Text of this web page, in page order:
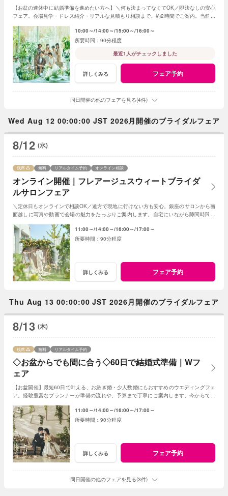
【お盆の連休中に結婚準備を進めたい方へ】＼何も決まってなくてOK／即決なしの安心
フェア。会場見学・ドレス紹介・リアルな見積もり相談まで、約2時間でご案内。当館来
10:00～ 14:00～ 15:00～ 16:00～
90分程度
最近1人がチェックしました
詳しくみる フェア予約
同日開催の他のフェアを見る(4件)
Wed Aug 12 00:00:00 JST 2026月開催のブライダルフェア
8/12 (水)
オンライン開催｜フレアージュスウィートブライダ
ルサロンフェア
残席 無料 リアルタイム予約 オンライン相談
＼定休日もオンラインで相談OK／遠方で現地に行けない方も安心。銀座のサロンから画
面越しに写真や動画で会場の魅力をたっぷりご案内します。自宅にいながら隙間時間で
11:00～ 14:00～ 16:00～ 17:00～
90分程度
詳しくみる フェア予約
Thu Aug 13 00:00:00 JST 2026月開催のブライダルフェア
8/13 (木)
◇お盆からでも間に合う◇60日で結婚式準備｜Wフ
ェア
残席 無料 リアルタイム予約
【お盆開催】最短60日で叶える、お急ぎ婚・少人数婚にもおすすめのウエディングフェ
ア。経験豊富なプランナーが準備の流れや、予算まで丁寧にご案内します。今からでも
11:00～ 14:00～ 16:00～ 17:00～
90分程度
詳しくみる フェア予約
同日開催の他のフェアを見る(3件)